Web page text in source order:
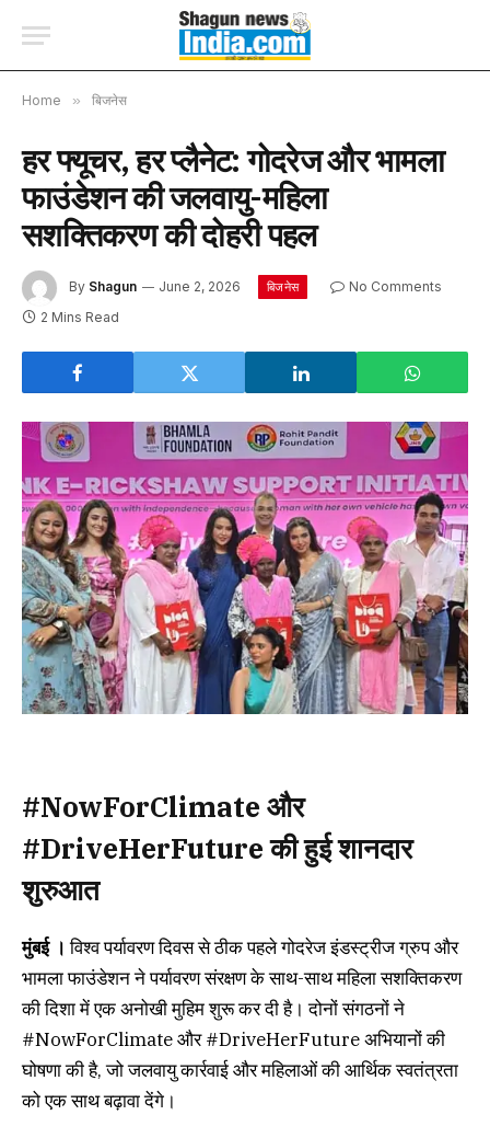
Home » बिजनेस
हर फ्यूचर, हर प्लैनेट: गोदरेज और भामला
फाउंडेशन की जलवायु-महिला
सशक्तिकरण की दोहरी पहल
By Shagun June 2, 2026 बिजनेस
No Comments
2 Mins Read
#NowForClimate और
#DriveHerFuture की हुई शानदार
शुरुआत
मुंबई । विश्व पर्यावरण दिवस से ठीक पहले गोदरेज इंडस्ट्रीज ग्रुप और
भामला फाउंडेशन ने पर्यावरण संरक्षण के साथ-साथ महिला सशक्तिकरण
की दिशा में एक अनोखी मुहिम शुरू कर दी है। दोनों संगठनों ने
#NowForClimate और #DriveHerFuture अभियानों की
घोषणा की है, जो जलवायु कार्रवाई और महिलाओं की आर्थिक स्वतंत्रता
को एक साथ बढ़ावा देंगे।